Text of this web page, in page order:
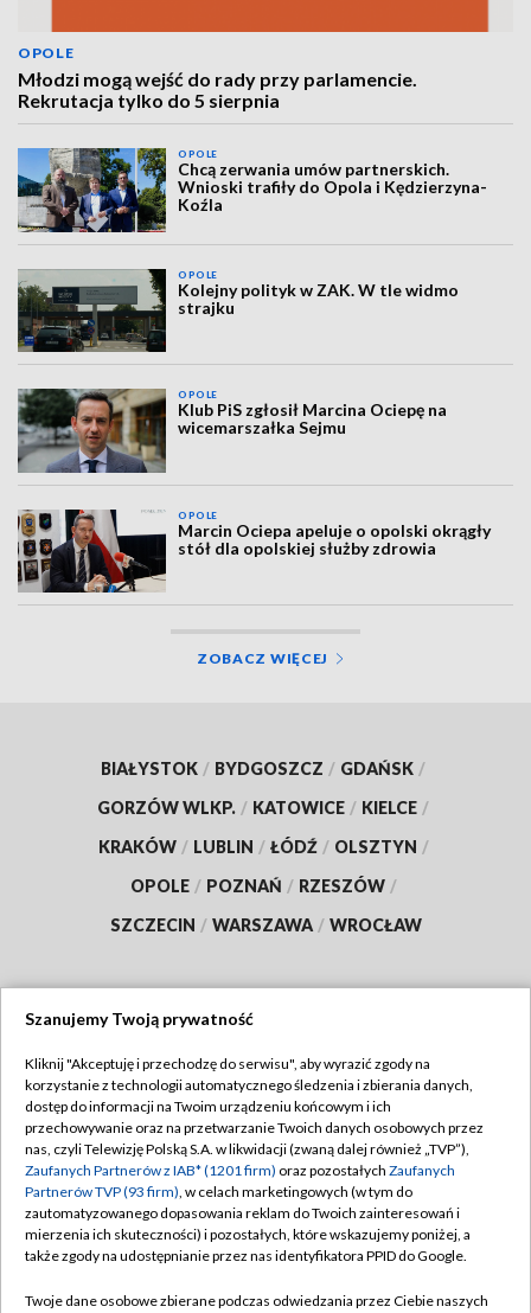
OPOLE
Młodzi mogą wejść do rady przy parlamencie.
Rekrutacja tylko do 5 sierpnia
OPOLE
Chcą zerwania umów partnerskich.
Wnioski trafiły do Opola i Kędzierzyna-
Koźla
OPOLE
Kolejny polityk w ZAK. W tle widmo
strajku
OPOLE
Klub PiS zgłosił Marcina Ociepę na
wicemarszałka Sejmu
OPOLE
Marcin Ociepa apeluje o opolski okrągły
stół dla opolskiej służby zdrowia
ZOBACZ WIĘCEJ
BIAŁYSTOK / BYDGOSZCZ / GDAŃSK /
GORZÓW WLKP. / KATOWICE / KIELCE /
KRAKÓW / LUBLIN / ŁÓDŹ / OLSZTYN /
OPOLE / POZNAŃ / RZESZÓW /
SZCZECIN / WARSZAWA / WROCŁAW
TVP
Abonament TVP
Emisja w TVP
Centrum informacji TVP
Naziemna Telewizja Cyfrowa
Regulamin TVP
Polityka prywatności
Moje zgody
Pomoc
Szanujemy Twoją prywatność
Kliknij "Akceptuję i przechodzę do serwisu", aby wyrazić zgody na
korzystanie z technologii automatycznego śledzenia i zbierania danych,
dostęp do informacji na Twoim urządzeniu końcowym i ich
przechowywanie oraz na przetwarzanie Twoich danych osobowych przez
nas, czyli Telewizję Polską S.A. w likwidacji (zwaną dalej również „TVP”),
Zaufanych Partnerów z IAB* (1201 firm) oraz pozostałych Zaufanych
Partnerów TVP (93 firm), w celach marketingowych (w tym do
zautomatyzowanego dopasowania reklam do Twoich zainteresowań i
mierzenia ich skuteczności) i pozostałych, które wskazujemy poniżej, a
także zgody na udostępnianie przez nas identyfikatora PPID do Google.
Twoje dane osobowe zbierane podczas odwiedzania przez Ciebie naszych